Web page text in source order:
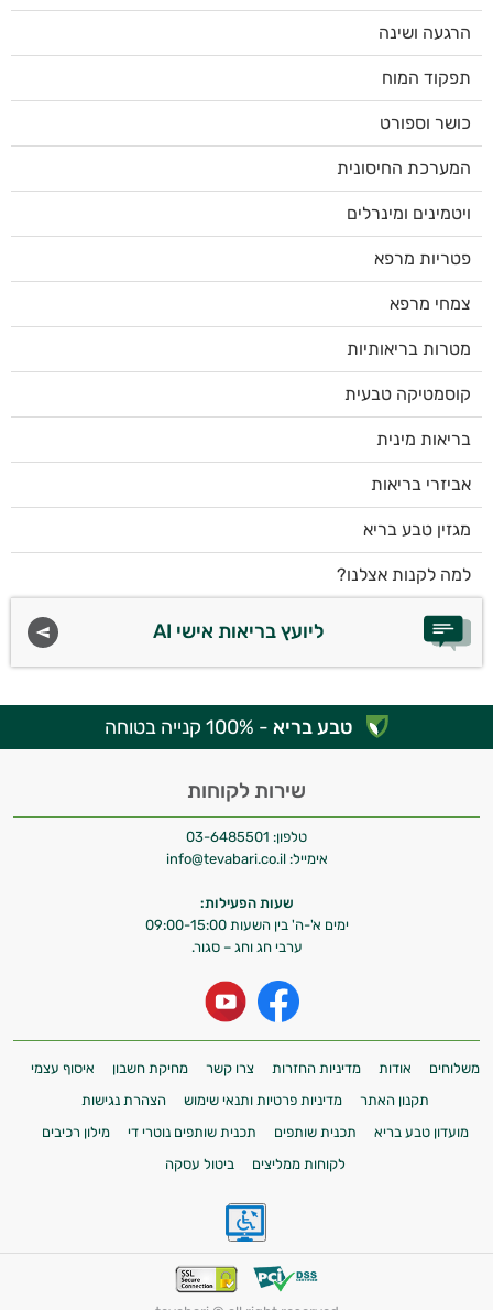
הרגעה ושינה
תפקוד המוח
כושר וספורט
המערכת החיסונית
ויטמינים ומינרלים
פטריות מרפא
צמחי מרפא
מטרות בריאותיות
קוסמטיקה טבעית
בריאות מינית
אביזרי בריאות
מגזין טבע בריא
למה לקנות אצלנו?
ליועץ בריאות אישי AI
טבע בריא - 100% קנייה בטוחה
שירות לקוחות
טלפון: 03-6485501
אימייל: info@tevabari.co.il
שעות הפעילות:
ימים א'-ה' בין השעות 09:00-15:00
ערבי חג וחג – סגור.
משלוחים אודות מדיניות החזרות צרו קשר מחיקת חשבון
איסוף עצמי
תקנון האתר
מדיניות פרטיות ותנאי שימוש
הצהרת נגישות
מועדון טבע בריא
תכנית שותפים תכנית שותפים נוטרי די
מילון רכיבים
לקוחות ממליצים
ביטול עסקה